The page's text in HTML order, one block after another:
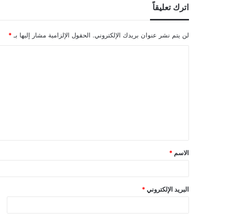
اترك تعليقاً
لن يتم نشر عنوان بريدك الإلكتروني. الحقول الإلزامية مشار إليها بـ *
ق
*
الاسم *
البريد الإلكتروني *